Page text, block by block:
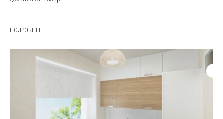
ПОДРОБНЕЕ